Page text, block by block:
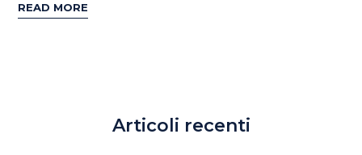
READ MORE
Articoli recenti